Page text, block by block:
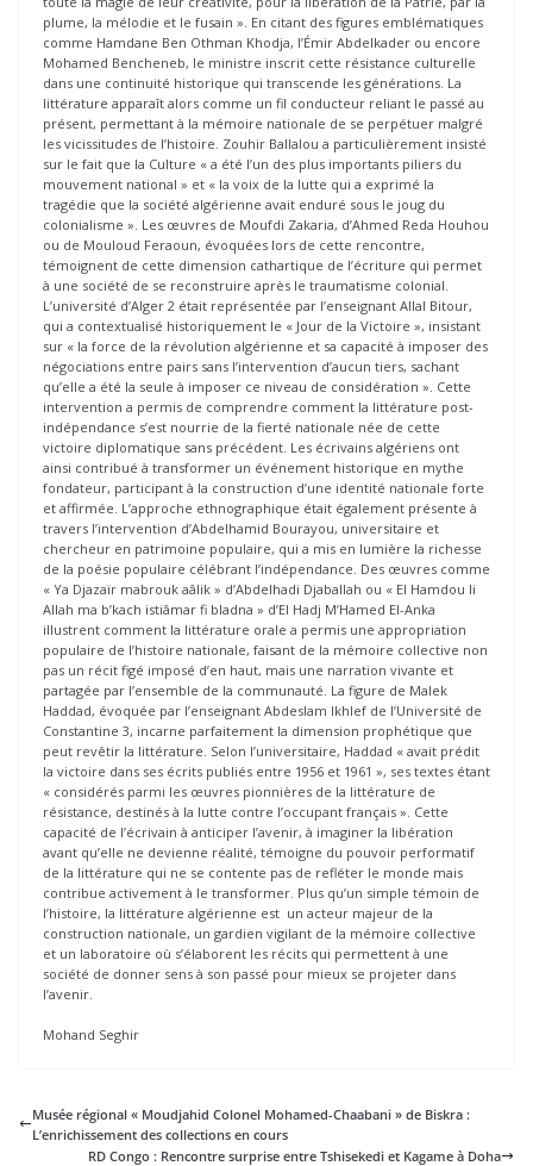
plume, la mélodie et le fusain ». En citant des figures emblématiques
comme Hamdane Ben Othman Khodja, l’Émir Abdelkader ou encore
Mohamed Bencheneb, le ministre inscrit cette résistance culturelle
dans une continuité historique qui transcende les générations. La
littérature apparaît alors comme un fil conducteur reliant le passé au
présent, permettant à la mémoire nationale de se perpétuer malgré
les vicissitudes de l’histoire. Zouhir Ballalou a particulièrement insisté
sur le fait que la Culture « a été l’un des plus importants piliers du
mouvement national » et « la voix de la lutte qui a exprimé la
tragédie que la société algérienne avait enduré sous le joug du
colonialisme ». Les œuvres de Moufdi Zakaria, d’Ahmed Reda Houhou
ou de Mouloud Feraoun, évoquées lors de cette rencontre,
témoignent de cette dimension cathartique de l’écriture qui permet
à une société de se reconstruire après le traumatisme colonial.
L’université d’Alger 2 était représentée par l’enseignant Allal Bitour,
qui a contextualisé historiquement le « Jour de la Victoire », insistant
sur « la force de la révolution algérienne et sa capacité à imposer des
négociations entre pairs sans l’intervention d’aucun tiers, sachant
qu’elle a été la seule à imposer ce niveau de considération ». Cette
intervention a permis de comprendre comment la littérature post-
indépendance s’est nourrie de la fierté nationale née de cette
victoire diplomatique sans précédent. Les écrivains algériens ont
ainsi contribué à transformer un événement historique en mythe
fondateur, participant à la construction d’une identité nationale forte
et affirmée. L’approche ethnographique était également présente à
travers l’intervention d’Abdelhamid Bourayou, universitaire et
chercheur en patrimoine populaire, qui a mis en lumière la richesse
de la poésie populaire célébrant l’indépendance. Des œuvres comme
« Ya Djazaïr mabrouk aâlik » d’Abdelhadi Djaballah ou « El Hamdou li
Allah ma b’kach istiâmar fi bladna » d’El Hadj M’Hamed El-Anka
illustrent comment la littérature orale a permis une appropriation
populaire de l’histoire nationale, faisant de la mémoire collective non
pas un récit figé imposé d’en haut, mais une narration vivante et
partagée par l’ensemble de la communauté. La figure de Malek
Haddad, évoquée par l’enseignant Abdeslam Ikhlef de l’Université de
Constantine 3, incarne parfaitement la dimension prophétique que
peut revêtir la littérature. Selon l’universitaire, Haddad « avait prédit
la victoire dans ses écrits publiés entre 1956 et 1961 », ses textes étant
« considérés parmi les œuvres pionnières de la littérature de
résistance, destinés à la lutte contre l’occupant français ». Cette
capacité de l’écrivain à anticiper l’avenir, à imaginer la libération
avant qu’elle ne devienne réalité, témoigne du pouvoir performatif
de la littérature qui ne se contente pas de refléter le monde mais
contribue activement à le transformer. Plus qu’un simple témoin de
l’histoire, la littérature algérienne est un acteur majeur de la
construction nationale, un gardien vigilant de la mémoire collective
et un laboratoire où s’élaborent les récits qui permettent à une
société de donner sens à son passé pour mieux se projeter dans
l’avenir.
Mohand Seghir
Musée régional « Moudjahid Colonel Mohamed-Chaabani » de Biskra :
L’enrichissement des collections en cours
RD Congo : Rencontre surprise entre Tshisekedi et Kagame à Doha